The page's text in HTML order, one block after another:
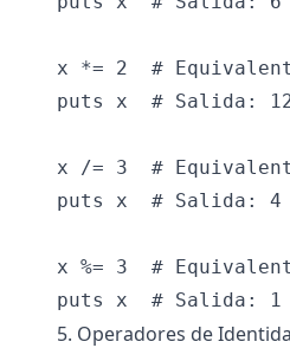
x *= 2  #
puts x  # Salida:
x /= 3  #
puts x  # Salida: 4
x %= 3  #
5. Operadores de